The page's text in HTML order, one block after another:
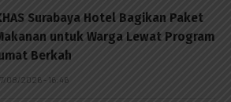
Surabaya Hotel Bagikan Paket
untuk Warga Lewat Program
Berkah
08/2026 - 16:46